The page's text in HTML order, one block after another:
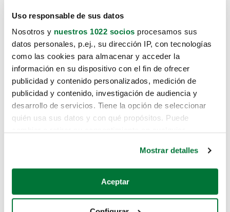
Uso responsable de sus datos
Nosotros y nuestros 1022 socios procesamos sus
datos personales, p.ej., su dirección IP, con tecnologías
como las cookies para almacenar y acceder la
información en su dispositivo con el fin de ofrecer
publicidad y contenido personalizados, medición de
publicidad y contenido, investigación de audiencia y
desarrollo de servicios. Tiene la opción de seleccionar
quién usa sus datos y con qué propósitos. Puede
Si lo permite, también quisiéramos:
Recopilar información sobre su ubicación geográfica
Mostrar detalles
Aceptar
Lo sentimos, no sabemos como
te hemos traido hasta aquí.
Pero puedes encontrar el coche que estás
buscando en alguno de estos enlaces:
Coches de segunda mano
Coches de km0